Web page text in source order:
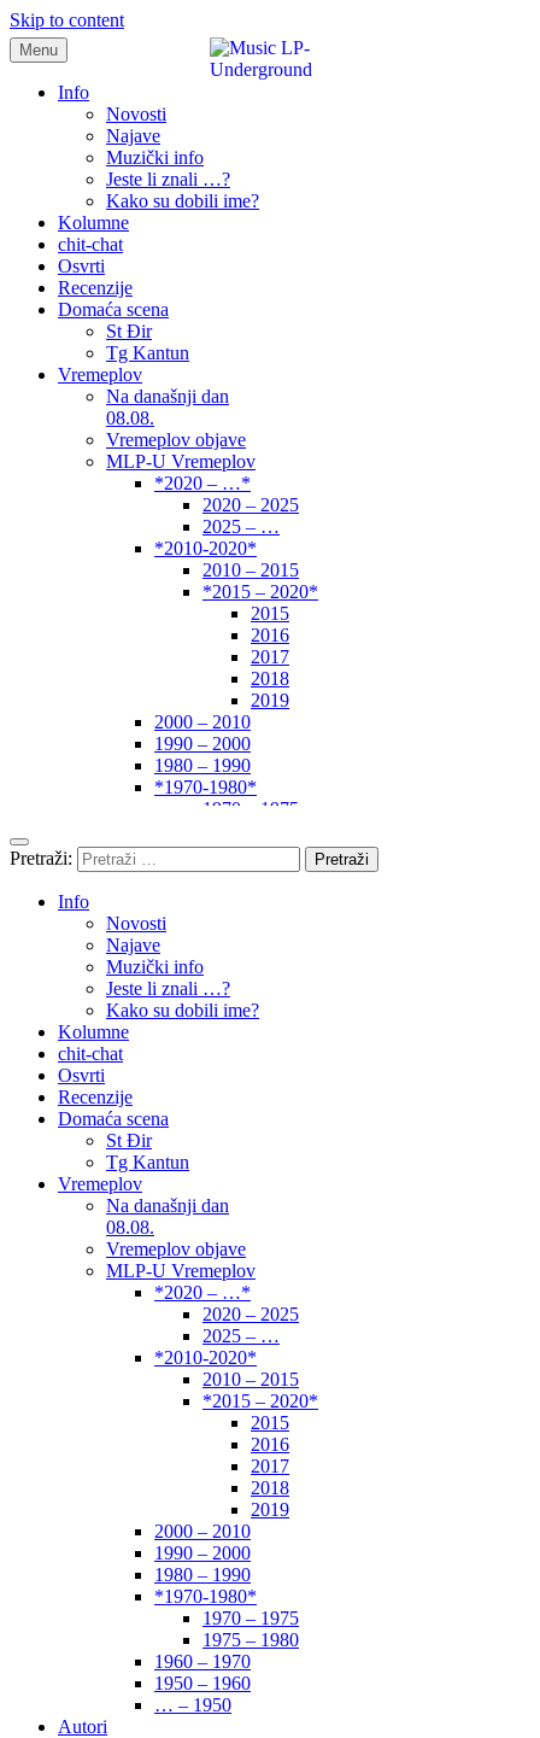
Skip to content
samo muzika i …..
Menu
Info
Novosti
Najave
Muzički info
Jeste li znali …?
Kako su dobili ime?
Kolumne
chit-chat
Osvrti
Recenzije
Domaća scena
St Đir
Tg Kantun
Vremeplov
Na današnji dan
08.08.
Vremeplov objave
MLP-U Vremeplov
*2020 – …*
2020 – 2025
2025 – …
*2010-2020*
2010 – 2015
*2015 – 2020*
2015
2016
2017
2018
2019
2000 – 2010
1990 – 2000
1980 – 1990
*1970-1980*
1970 – 1975
1960 – 1970
1950 – 1960
Autori
Pretraži:
Info
Novosti
Najave
Muzički info
Jeste li znali …?
Kako su dobili ime?
Kolumne
chit-chat
Osvrti
Recenzije
Domaća scena
St Đir
Tg Kantun
Vremeplov
Na današnji dan
08.08.
Vremeplov objave
MLP-U Vremeplov
*2020 – …*
2020 – 2025
2025 – …
*2010-2020*
2010 – 2015
*2015 – 2020*
2015
2016
2017
2018
2019
2000 – 2010
1990 – 2000
1980 – 1990
*1970-1980*
1970 – 1975
1975 – 1980
1960 – 1970
1950 – 1960
… – 1950
Autori